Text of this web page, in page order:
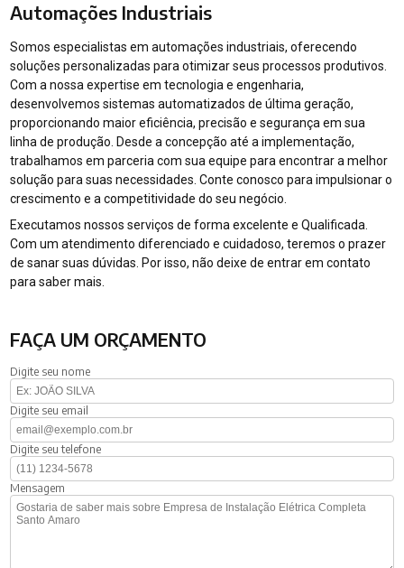
Automações Industriais
Somos especialistas em automações industriais, oferecendo
soluções personalizadas para otimizar seus processos produtivos.
Com a nossa expertise em tecnologia e engenharia,
desenvolvemos sistemas automatizados de última geração,
proporcionando maior eficiência, precisão e segurança em sua
linha de produção. Desde a concepção até a implementação,
trabalhamos em parceria com sua equipe para encontrar a melhor
solução para suas necessidades. Conte conosco para impulsionar o
crescimento e a competitividade do seu negócio.
Executamos nossos serviços de forma excelente e Qualificada.
Com um atendimento diferenciado e cuidadoso, teremos o prazer
de sanar suas dúvidas. Por isso, não deixe de entrar em contato
para saber mais.
FAÇA UM ORÇAMENTO
Digite seu nome
Digite seu email
Digite seu telefone
Mensagem